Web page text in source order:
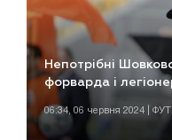
Непотрібні
форварда і
06:34, 06 червня 2024 |